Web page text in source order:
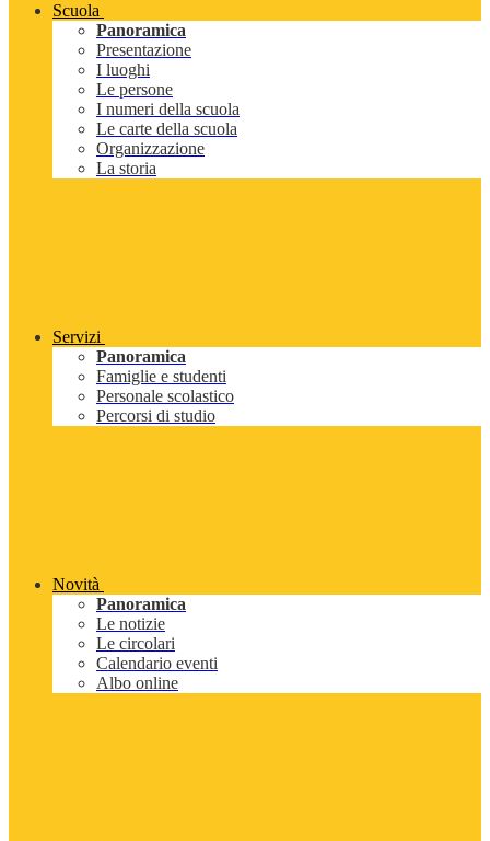
Scuola
Panoramica
Presentazione
I luoghi
Le persone
I numeri della scuola
Le carte della scuola
Organizzazione
La storia
Servizi
Panoramica
Famiglie e studenti
Personale scolastico
Percorsi di studio
Novità
Panoramica
Le notizie
Le circolari
Calendario eventi
Albo online